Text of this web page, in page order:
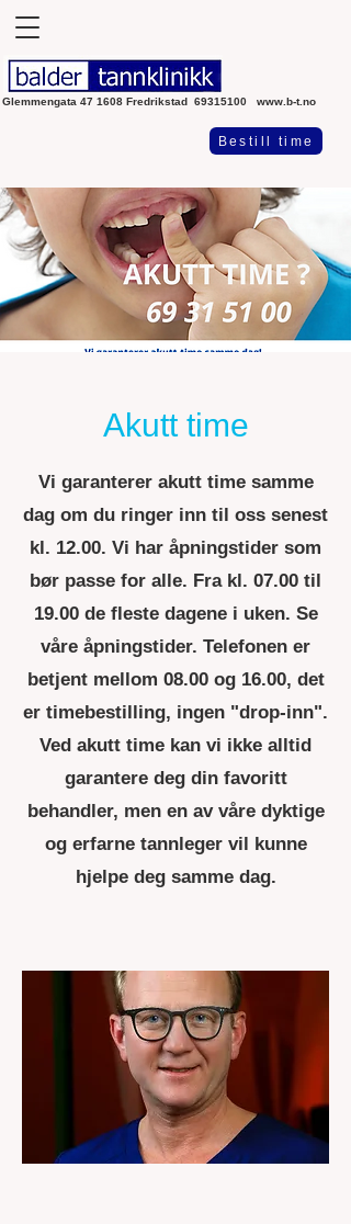
Glemmengata 47 1608 Fredrikstad 69315100 www.b-t.no
Bestill time
Akutt time
Vi garanterer akutt time samme
dag om du ringer inn til oss senest
kl. 12.00. Vi har åpningstider som
bør passe for alle. Fra kl. 07.00 til
19.00 de fleste dagene i uken. Se
våre åpningstider. Telefonen er
betjent mellom 08.00 og 16.00, det
er timebestilling, ingen "drop-inn".
Ved akutt time kan vi ikke alltid
garantere deg din favoritt
behandler, men en av våre dyktige
og erfarne tannleger vil kunne
hjelpe deg samme dag.